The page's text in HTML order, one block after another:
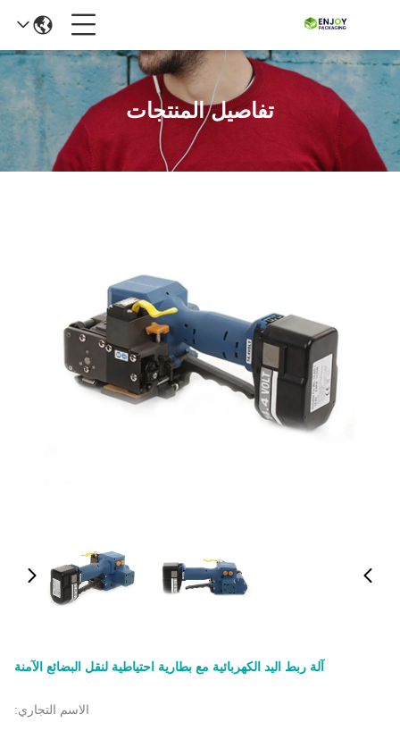
تفاصيل المنتجات
آلة ربط اليد الكهربائية مع بطارية احتياطية لنقل البضائع الآمنة
الاسم التجاري: